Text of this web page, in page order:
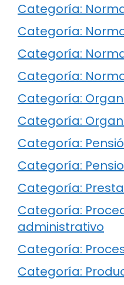
Categoría:
Categoría:
Categoría:
Categoría:
Categoría:
Categoría:
Categoría:
Categoría:
Categoría:
Categoría:
administrativo
Categoría:
Categoría: